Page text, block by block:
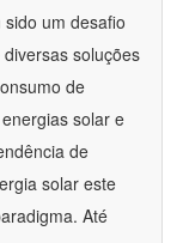
um desafio
soluções
de
solar e
de
solar este
Até